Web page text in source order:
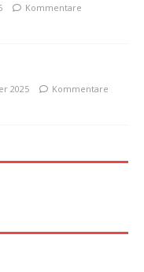
Kommentare
2025
Kommentare